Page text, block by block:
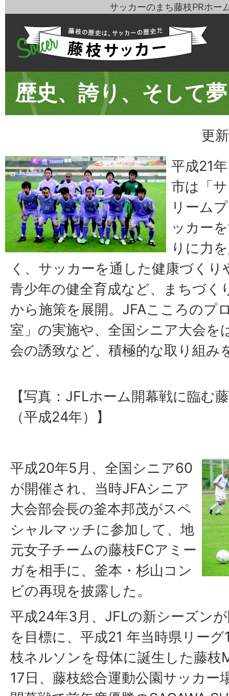
サッカーのまち藤枝PRホー
歴史、誇り、そして夢
更
平成21
市は「
リーム
ッカー
りに力
く、サッカーを通した健康づくり
青少年の健全育成など、まちづく
から施策を展開。JFAこころのプ
室」の実施や、全国シニア大会を
会の誘致など、積極的な取り組み
【写真：JFLホーム開幕戦に臨む
（平成24年）】
平成20年5月、全国シニア60
が開催され、当時JFAシニア
大会部会長の釜本邦茂がスペ
シャルマッチに参加して、地
元女子チームの藤枝FCアミー
ガを相手に、釜本・杉山コン
ビの再現を披露した。
平成24年3月、JFLの新シーズン
を目標に、平成21 年当時県リー
枝ネルソンを母体に誕生した藤枝
17日、藤枝総合運動公園サッカー